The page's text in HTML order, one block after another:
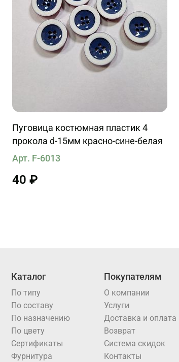
Пуговица костюмная пластик 4
прокола d-15мм красно-сине-белая
Арт. F-6013
40 ₽
Каталог
По типу
По составу
По назначению
По цвету
Cертификаты
Фурнитура
Покупателям
О компании
Услуги
Доставка и оплата
Возврат
Система скидок
Контакты